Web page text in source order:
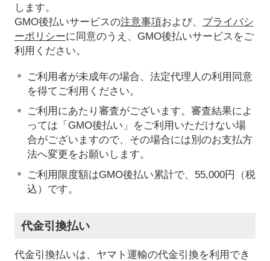
します。
GMO後払いサービスの注意事項および、 プライバシ
ーポリシーに同意のうえ、GMO後払いサービスをご
利用ください。
ご利用者が未成年の場合、法定代理人の利用同意
を得てご利用ください。
ご利用にあたり審査がございます。審査結果によ
っては「GMO後払い」をご利用いただけない場
合がございますので、その場合には別のお支払方
法へ変更をお願いします。
ご利用限度額はGMO後払い累計で、55,000円（税
込）です。
代金引換払い
代金引換払いは、ヤマト運輸の代金引換を利用でき